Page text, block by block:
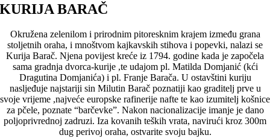
KURIJA BARAČ
Okružena zelenilom i prirodnim pitoresknim krajem između grana
stoljetnih oraha, i mnoštvom kajkavskih stihova i popevki, nalazi se
Kurija Barač. Njena povijest kreće iz 1794. godine kada je započela
sama gradnja dvorca-kurije ,te udajom pl. Matilda Domjanić (kći
Dragutina Domjanića) i pl. Franje Barača. U ostavštini kuriju
nasljeđuje najstariji sin Milutin Barač poznatiji kao graditelj prve u
svoje vrijeme ,najveće europske rafinerije nafte te kao izumitelj košnice
za pčele, poznate “barčevke”. Nakon nacionalizacije imanje je dano
poljoprivrednoj zadruzi. Iza kovanih teških vrata, navirući kroz 300m
dug perivoj oraha, ostvarite svoju bajku.